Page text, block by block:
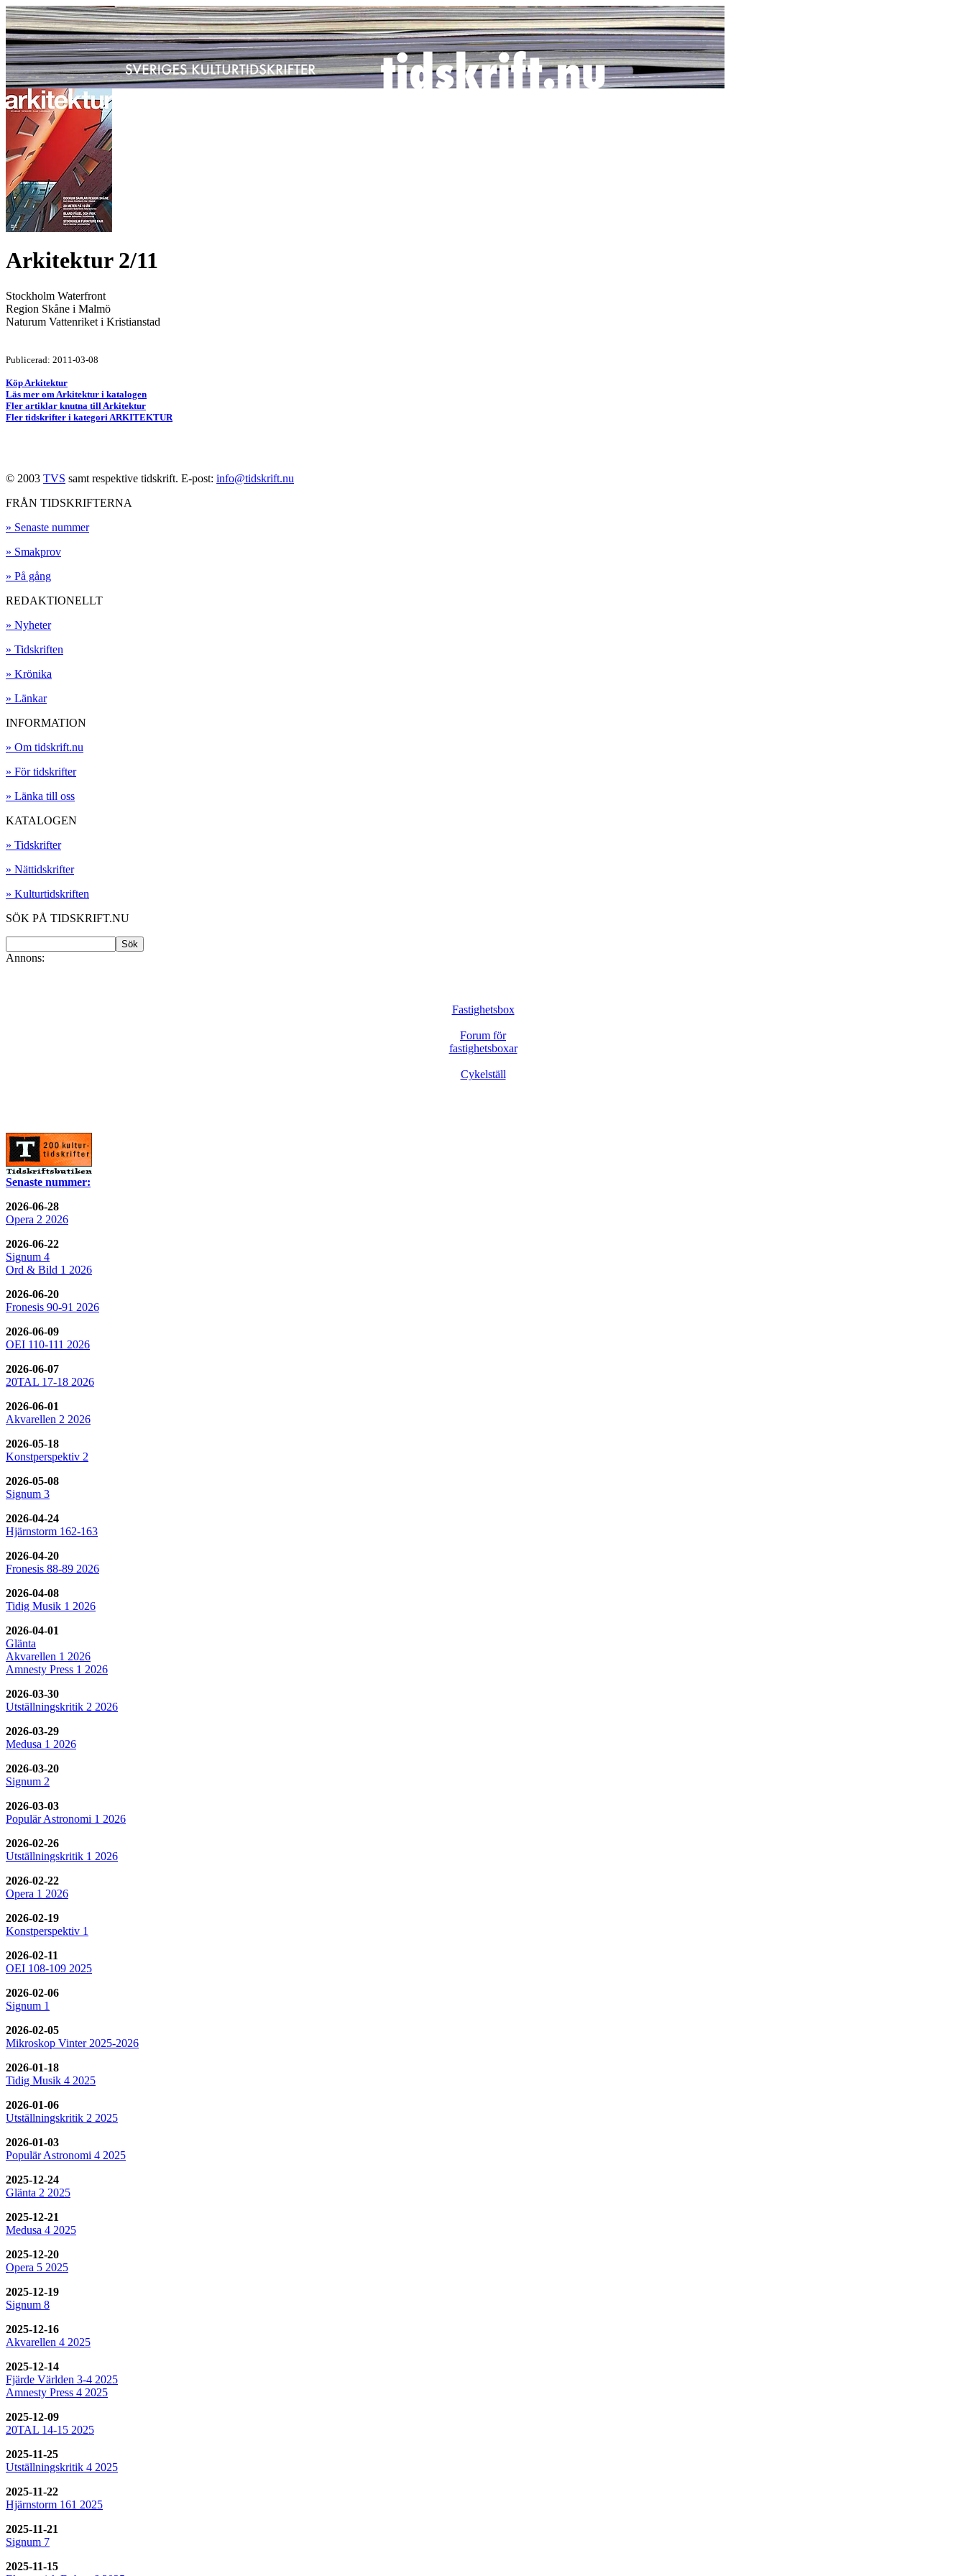
Arkitektur 2/11
Stockholm Waterfront
Region Skåne i Malmö
Naturum Vattenriket i Kristianstad
Publicerad: 2011-03-08
Köp Arkitektur
Läs mer om Arkitektur i katalogen
Fler artiklar knutna till Arkitektur
Fler tidskrifter i kategori ARKITEKTUR
© 2003 TVS samt respektive tidskrift. E-post: info@tidskrift.nu
FRÅN TIDSKRIFTERNA
» Senaste nummer
» Smakprov
» På gång
REDAKTIONELLT
» Nyheter
» Tidskriften
» Krönika
» Länkar
INFORMATION
» Om tidskrift.nu
» För tidskrifter
» Länka till oss
KATALOGEN
» Tidskrifter
» Nättidskrifter
» Kulturtidskriften
SÖK PÅ TIDSKRIFT.NU
Annons:
Fastighetsbox
Forum för
fastighetsboxar
Cykelställ
Senaste nummer:
2026-06-28
Opera 2 2026
2026-06-22
Signum 4
Ord & Bild 1 2026
2026-06-20
Fronesis 90-91 2026
2026-06-09
OEI 110-111 2026
2026-06-07
20TAL 17-18 2026
2026-06-01
Akvarellen 2 2026
2026-05-18
Konstperspektiv 2
2026-05-08
Signum 3
2026-04-24
Hjärnstorm 162-163
2026-04-20
Fronesis 88-89 2026
2026-04-08
Tidig Musik 1 2026
2026-04-01
Glänta
Akvarellen 1 2026
Amnesty Press 1 2026
2026-03-30
Utställningskritik 2 2026
2026-03-29
Medusa 1 2026
2026-03-20
Signum 2
2026-03-03
Populär Astronomi 1 2026
2026-02-26
Utställningskritik 1 2026
2026-02-22
Opera 1 2026
2026-02-19
Konstperspektiv 1
2026-02-11
OEI 108-109 2025
2026-02-06
Signum 1
2026-02-05
Mikroskop Vinter 2025-2026
2026-01-18
Tidig Musik 4 2025
2026-01-06
Utställningskritik 2 2025
2026-01-03
Populär Astronomi 4 2025
2025-12-24
Glänta 2 2025
2025-12-21
Medusa 4 2025
2025-12-20
Opera 5 2025
2025-12-19
Signum 8
2025-12-16
Akvarellen 4 2025
2025-12-14
Fjärde Världen 3-4 2025
Amnesty Press 4 2025
2025-12-09
20TAL 14-15 2025
2025-11-25
Utställningskritik 4 2025
2025-11-22
Hjärnstorm 161 2025
2025-11-21
Signum 7
2025-11-15